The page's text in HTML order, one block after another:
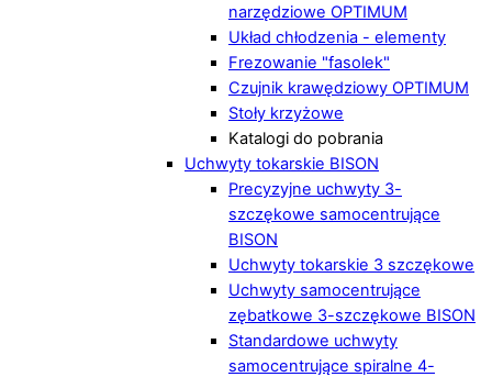
narzędziowe OPTIMUM
Układ chłodzenia - elementy
Frezowanie "fasolek"
Czujnik krawędziowy OPTIMUM
Stoły krzyżowe
Katalogi do pobrania
Uchwyty tokarskie BISON
Precyzyjne uchwyty 3-
szczękowe samocentrujące
BISON
Uchwyty tokarskie 3 szczękowe
Uchwyty samocentrujące
zębatkowe 3-szczękowe BISON
Standardowe uchwyty
samocentrujące spiralne 4-